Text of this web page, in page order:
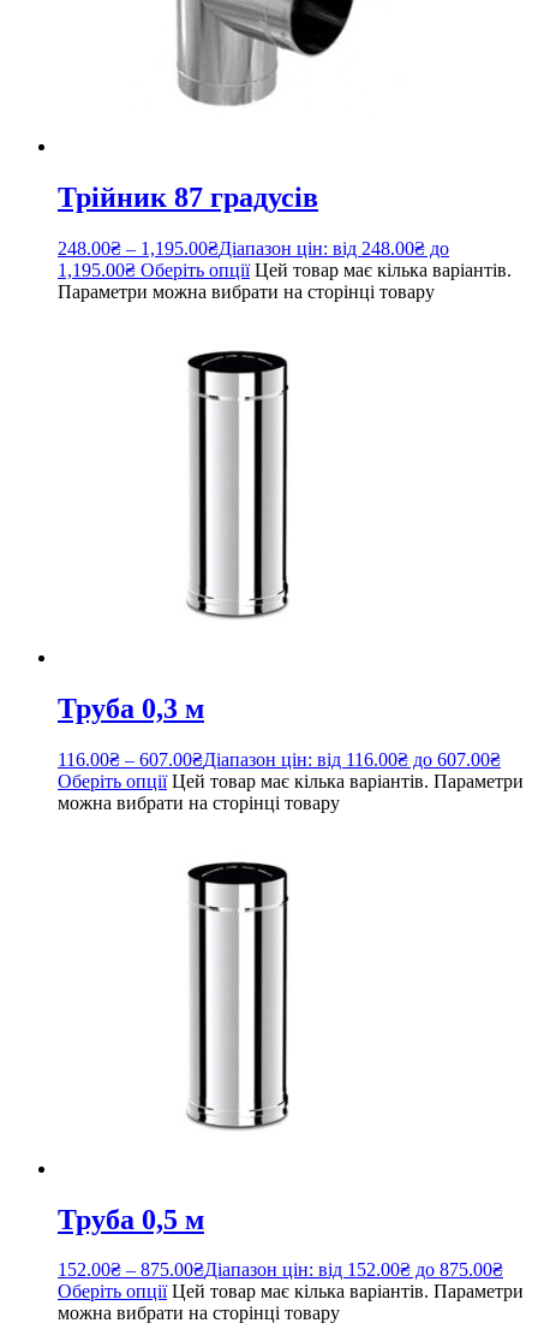
Трійник 87 градусів
248.00₴ – 1,195.00₴Діапазон цін: від 248.00₴ до
1,195.00₴ Оберіть опції Цей товар має кілька варіантів.
Параметри можна вибрати на сторінці товару
Труба 0,3 м
116.00₴ – 607.00₴Діапазон цін: від 116.00₴ до 607.00₴
Оберіть опції Цей товар має кілька варіантів. Параметри
можна вибрати на сторінці товару
Труба 0,5 м
152.00₴ – 875.00₴Діапазон цін: від 152.00₴ до 875.00₴
Оберіть опції Цей товар має кілька варіантів. Параметри
можна вибрати на сторінці товару